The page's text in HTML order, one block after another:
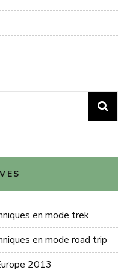
en mode trek
en mode road trip
2013